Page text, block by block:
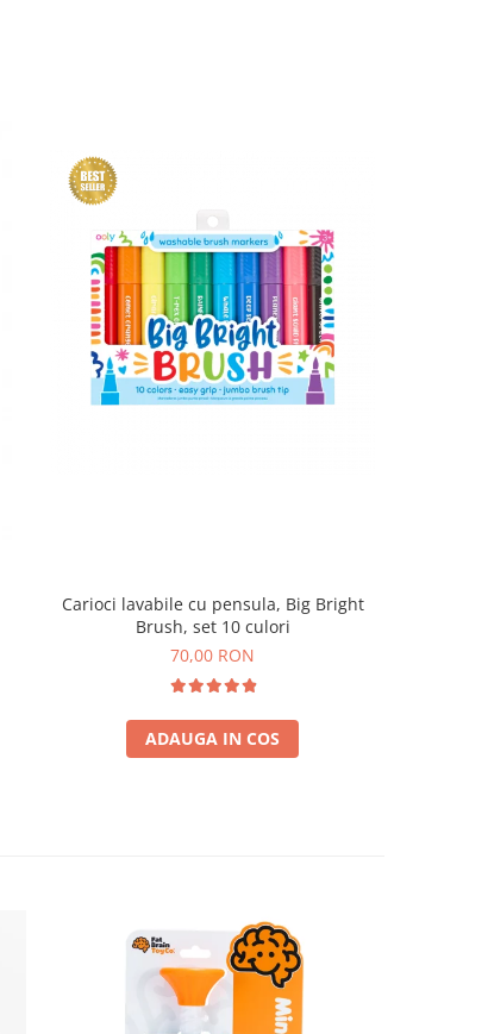
Carioci lavabile cu pensula, Big Bright
Brush, set 10 culori
70,00 RON
ADAUGA IN COS